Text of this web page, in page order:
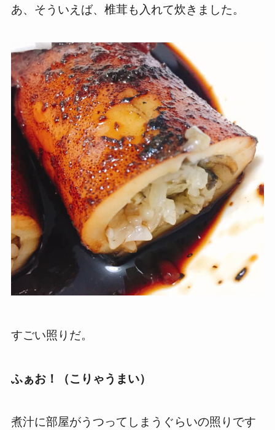
あ、そういえば、椎茸も入れて炊きました。
すごい照りだ。
ふぁお！（こりゃうまい）
煮汁に部屋がうつってしまうぐらいの照りです